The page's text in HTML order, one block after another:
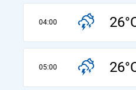
04:00
05:00